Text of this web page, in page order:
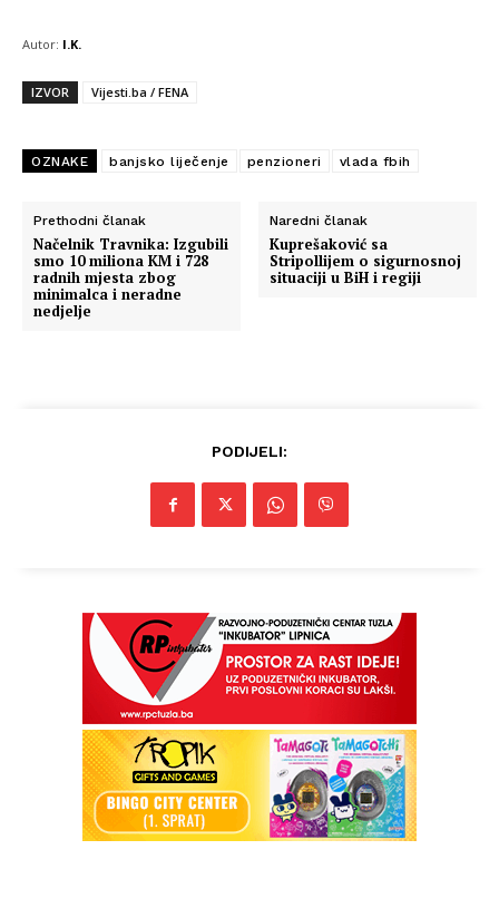
Autor: I.K.
IZVOR Vijesti.ba / FENA
OZNAKE banjsko liječenje penzioneri vlada fbih
Prethodni članak
Načelnik Travnika: Izgubili
smo 10 miliona KM i 728
radnih mjesta zbog
minimalca i neradne
nedjelje
Naredni članak
Kuprešaković sa
Stripollijem o sigurnosnoj
situaciji u BiH i regiji
PODIJELI: